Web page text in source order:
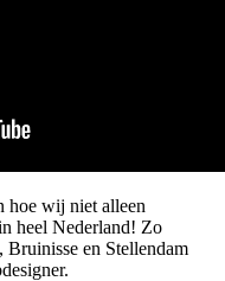
hoe wij niet alleen
heel Nederland! Zo
en Stellendam